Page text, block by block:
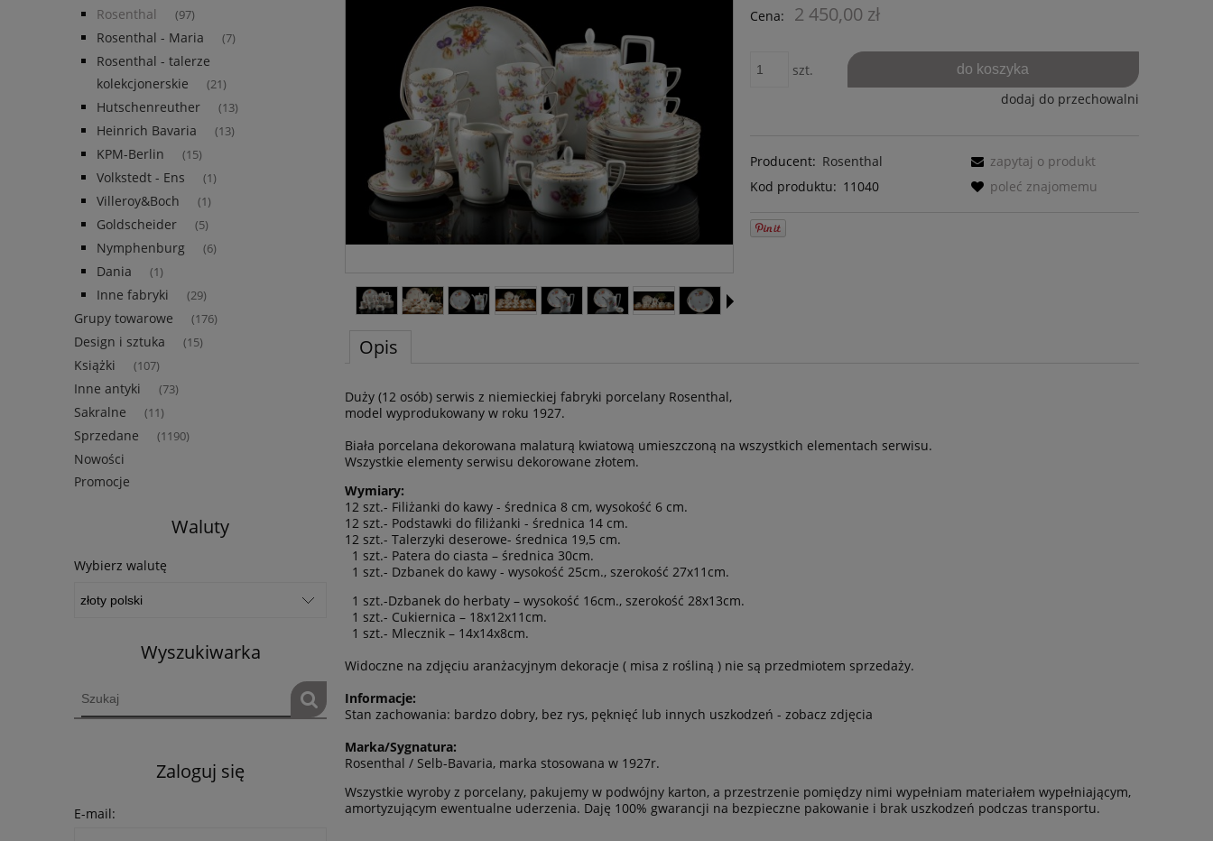
Rosenthal (97)
Rosenthal - Maria (7)
Rosenthal - talerze
kolekcjonerskie
(21)
Hutschenreuther (13)
Heinrich Bavaria (13)
KPM-Berlin (15)
Volkstedt - Ens (1)
Villeroy&Boch (1)
Goldscheider (5)
Nymphenburg (6)
Dania (1)
Inne fabryki (29)
Grupy towarowe (176)
Design i sztuka (15)
Książki (107)
Inne antyki (73)
Sakralne (11)
Sprzedane (1190)
Nowości
Promocje
Waluty
Wybierz walutę
Wyszukiwarka
Zaloguj się
E-mail:
Cena: 2 450,00 zł
szt. do koszyka
dodaj do przechowalni
Producent: Rosenthal
Kod produktu: 11040
zapytaj o produkt
poleć znajomemu
Opis
Duży (12 osób) serwis z niemieckiej fabryki porcelany Rosenthal,
model wyprodukowany w roku 1927.
Biała porcelana dekorowana malaturą kwiatową umieszczoną na wszystkich elementach serwisu.
Wszystkie elementy serwisu dekorowane złotem.
Wymiary:
12 szt.- Filiżanki do kawy - średnica 8 cm, wysokość 6 cm.
12 szt.- Podstawki do filiżanki - średnica 14 cm.
12 szt.- Talerzyki deserowe- średnica 19,5 cm.
1 szt.- Patera do ciasta – średnica 30cm.
1 szt.- Dzbanek do kawy - wysokość 25cm., szerokość 27x11cm.
1 szt.-Dzbanek do herbaty – wysokość 16cm., szerokość 28x13cm.
1 szt.- Cukiernica – 18x12x11cm.
1 szt.- Mlecznik – 14x14x8cm.
Widoczne na zdjęciu aranżacyjnym dekoracje ( misa z rośliną ) nie są przedmiotem sprzedaży.
Informacje:
Stan zachowania: bardzo dobry, bez rys, pęknięć lub innych uszkodzeń - zobacz zdjęcia
Marka/Sygnatura:
Rosenthal / Selb-Bavaria, marka stosowana w 1927r.
Wszystkie wyroby z porcelany, pakujemy w podwójny karton, a przestrzenie pomiędzy nimi wypełniam materiałem wypełniającym,
amortyzującym ewentualne uderzenia. Daję 100% gwarancji na bezpieczne pakowanie i brak uszkodzeń podczas transportu.